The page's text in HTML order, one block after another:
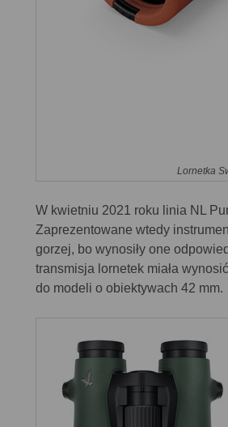
Lornetka
W kwietniu 2021 roku linia NL
Zaprezentowane wtedy
gorzej, bo wynosiły one
transmisja lornetek miała
do modeli o obiektywach 42 mm.